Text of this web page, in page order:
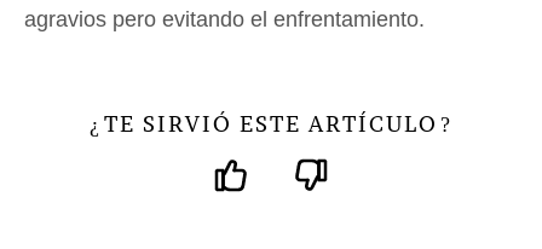
agravios pero evitando el enfrentamiento.
¿ TE SIRVIÓ ESTE ARTÍCULO ?